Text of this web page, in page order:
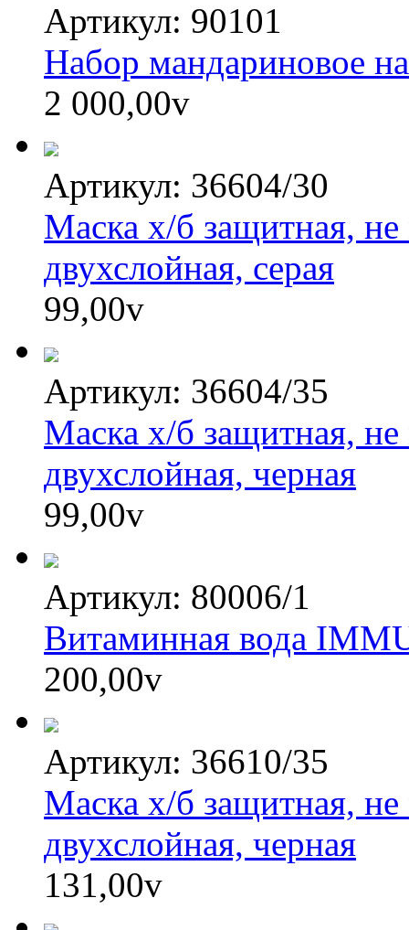
Артикул: 90101
Набор мандариновое
2 000,00v
Артикул: 36604/30
Маска х/б защитная, не
двухслойная, серая
99,00v
Артикул: 36604/35
Маска х/б защитная, не
двухслойная, черная
99,00v
Артикул: 80006/1
Витаминная вода
200,00v
Артикул: 36610/35
Маска х/б защитная, не
двухслойная, черная
131,00v